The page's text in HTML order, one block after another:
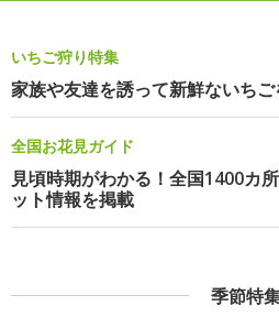
いちご狩り特集
家族や友達を誘って新鮮ないち
全国お花見ガイド
見頃時期がわかる！全国1400カ
ット情報を掲載
季節特